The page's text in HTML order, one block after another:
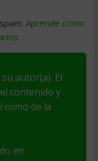
Aprende cómo
.
autor(a). El
contenido y
como de la
en